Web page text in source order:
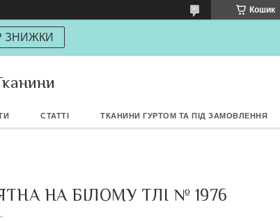
Дозвольте сайту metrtkani.com
Кошик
ЗНИЖКИ
СТАТТІ ТКАНИНИ ГУРТОМ ТА ПІД ЗАМОВЛЕННЯ
НА БІЛОМУ ТЛІ № 1976